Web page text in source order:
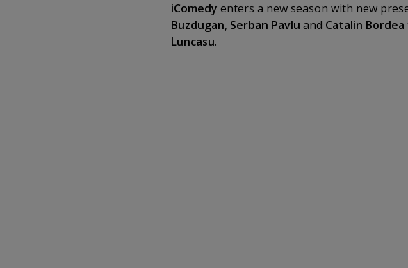
iComedy enters a new season with new
Buzdugan, Serban Pavlu and Catalin Bordea
Luncasu.